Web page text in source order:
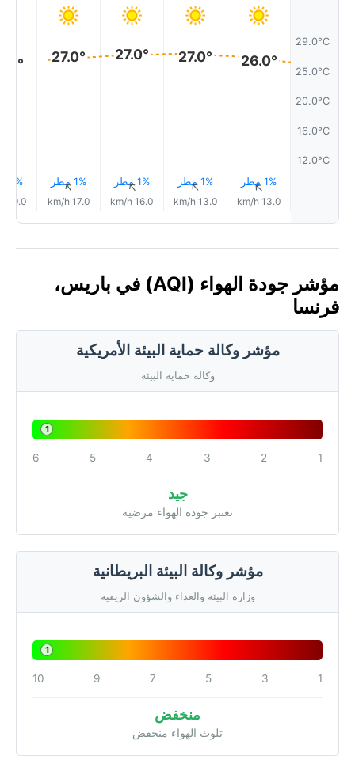
29.0°C
25.0°C
20.0°C
16.0°C
12.0°C
26.0°
1% مطر↑
13.0 km/h
27.0°
1% مطر↑
13.0 km/h
27.0°
1% مطر↑
16.0 km/h
27.0°
1% مطر↑
17.0 km/h
1% مطر
19.0 km/h
مؤشر جودة الهواء (AQI) في باريس،
فرنسا
مؤشر وكالة حماية البيئة الأمريكية
وكالة حماية البيئة
1
1
2
3
4
5
6
جيد
تعتبر جودة الهواء مرضية
مؤشر وكالة البيئة البريطانية
وزارة البيئة والغذاء والشؤون الريفية
1
1
3
5
7
9
10
منخفض
تلوث الهواء منخفض